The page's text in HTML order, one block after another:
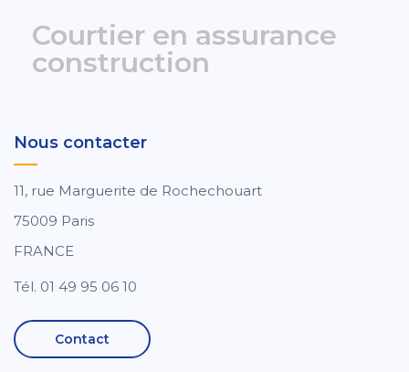
Courtier en assurance
construction
Nous contacter
11, rue Marguerite de Rochechouart
75009 Paris
FRANCE
Tél. 01 49 95 06 10
Contact